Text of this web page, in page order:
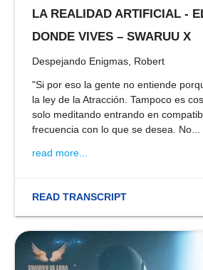
LA REALIDAD ARTIFICIAL -
DONDE VIVES – SWARUU X
Despejando Enigmas, Robert
"Si por eso la gente no entiende
la ley de la Atracción. Tampoco es
solo meditando entrando en
frecuencia con lo que se desea. No...
read more...
READ TRANSCRIPT